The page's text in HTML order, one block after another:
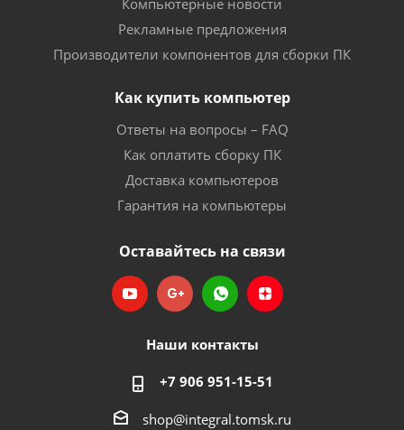
Компьютерные новости
Рекламные предложения
Производители компонентов для сборки ПК
Как купить компьютер
Ответы на вопросы – FAQ
Как оплатить сборку ПК
Доставка компьютеров
Гарантия на компьютеры
Оставайтесь на связи
Наши контакты
+7 906 951-15-51
shop@integral.tomsk.ru